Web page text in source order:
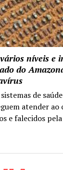
níveis e
do
de
atender ao
e falecidos